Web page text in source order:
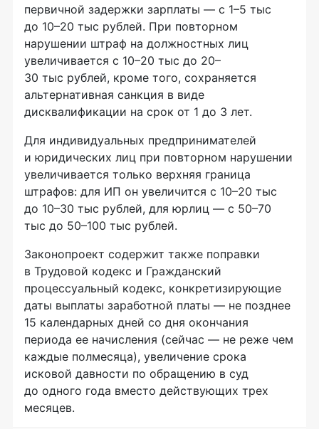
первичной задержки зарплаты — с 1–5 тыс
до 10–20 тыс рублей. При повторном
нарушении штраф на должностных лиц
увеличивается с 10–20 тыс до 20–
30 тыс рублей, кроме того, сохраняется
альтернативная санкция в виде
дисквалификации на срок от 1 до 3 лет.
Для индивидуальных предпринимателей
и юридических лиц при повторном нарушении
увеличивается только верхняя граница
штрафов: для ИП он увеличится с 10–20 тыс
до 10–30 тыс рублей, для юрлиц — с 50–70
тыс до 50–100 тыс рублей.
Законопроект содержит также поправки
в Трудовой кодекс и Гражданский
процессуальный кодекс, конкретизирующие
даты выплаты заработной платы — не позднее
15 календарных дней со дня окончания
периода ее начисления (сейчас — не реже чем
каждые полмесяца), увеличение срока
исковой давности по обращению в суд
до одного года вместо действующих трех
месяцев.